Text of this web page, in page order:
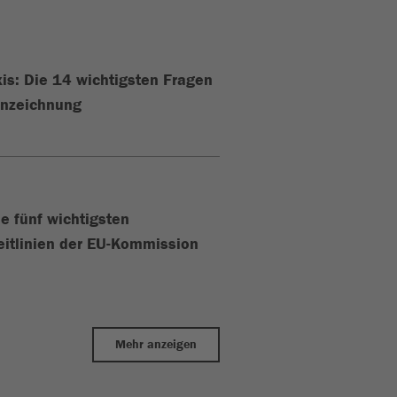
Die 14 wichtigsten Fragen
fünf wichtigsten
der EU-Kommission
Mehr anzeigen